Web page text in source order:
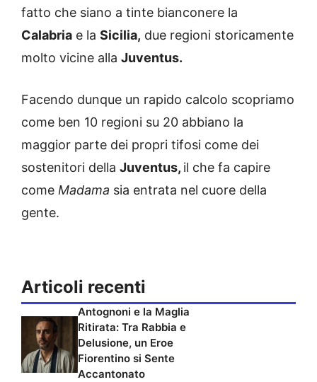
fatto che siano a tinte bianconere la
Calabria e la Sicilia, due regioni storicamente
molto vicine alla Juventus.
Facendo dunque un rapido calcolo scopriamo
come ben 10 regioni su 20 abbiano la
maggior parte dei propri tifosi come dei
sostenitori della Juventus, il che fa capire
come Madama sia entrata nel cuore della
gente.
Articoli recenti
Antognoni e la Maglia
Ritirata: Tra Rabbia e
Delusione, un Eroe
Fiorentino si Sente
Accantonato